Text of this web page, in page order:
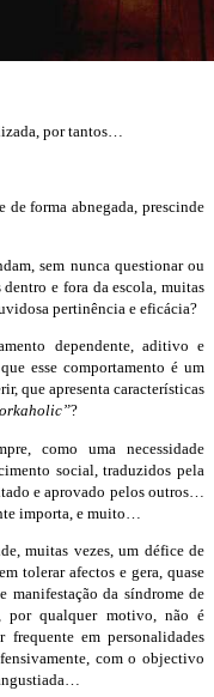
por tantos…
forma abnegada, prescinde
sem nunca questionar ou
e fora da escola, muitas
pertinência e eficácia?
dependente, aditivo e
esse comportamento é um
que apresenta características
?
como uma necessidade
social, traduzidos pela
e aprovado pelos outros…
importa, e muito…
muitas vezes, um défice de
tolerar afectos e gera, quase
manifestação da síndrome de
por qualquer motivo, não é
em personalidades
com o objectivo